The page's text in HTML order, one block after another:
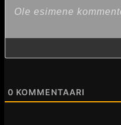
0 KOMMENTAARI